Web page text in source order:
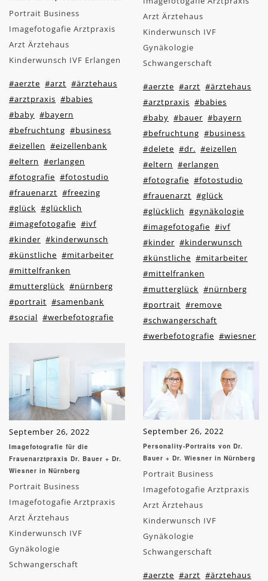
Portrait Business
Imagefotogafie Arztpraxis
Arzt Ärztehaus
Kinderwunsch IVF Erlangen
#aerzte #arzt #ärztehaus
#arztpraxis #babies
#baby #bayern
#befruchtung #business
#eizellen #eizellenbank
#eltern #erlangen
#fotografie #fotostudio
#frauenarzt #freezing
#glück #glücklich
#imagefotogafie #ivf
#kinder #kinderwunsch
#künstliche #mitarbeiter
#mittelfranken
#mutterglück #nürnberg
#portrait #samenbank
#social #werbefotografie
September 26, 2022
Imagefotografie für die
Frauenarztpraxis Dr. Bauer + Dr.
Wiesner in Nürnberg
Portrait Business
Imagefotogafie Arztpraxis
Arzt Ärztehaus
Kinderwunsch IVF
Gynäkologie
Schwangerschaft
Arzt Ärztehaus
Kinderwunsch IVF
Gynäkologie
Schwangerschaft
#aerzte #arzt #ärztehaus
#arztpraxis #babies
#baby #bauer #bayern
#befruchtung #business
#delete #dr. #eizellen
#eltern #erlangen
#fotografie #fotostudio
#frauenarzt #glück
#glücklich #gynäkologie
#imagefotogafie #ivf
#kinder #kinderwunsch
#künstliche #mitarbeiter
#mittelfranken
#mutterglück #nürnberg
#portrait #remove
#schwangerschaft
#werbefotografie #wiesner
September 26, 2022
Personality-Portraits von Dr.
Bauer + Dr. Wiesner in Nürnberg
Portrait Business
Imagefotogafie Arztpraxis
Arzt Ärztehaus
Kinderwunsch IVF
Gynäkologie
Schwangerschaft
#aerzte #arzt #ärztehaus